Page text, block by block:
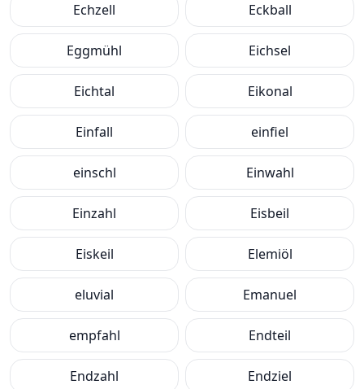
Echzell Eckball
Eggmühl Eichsel
Eichtal Eikonal
Einfall einfiel
einschl Einwahl
Einzahl Eisbeil
Eiskeil Elemiöl
eluvial Emanuel
empfahl Endteil
Endzahl Endziel